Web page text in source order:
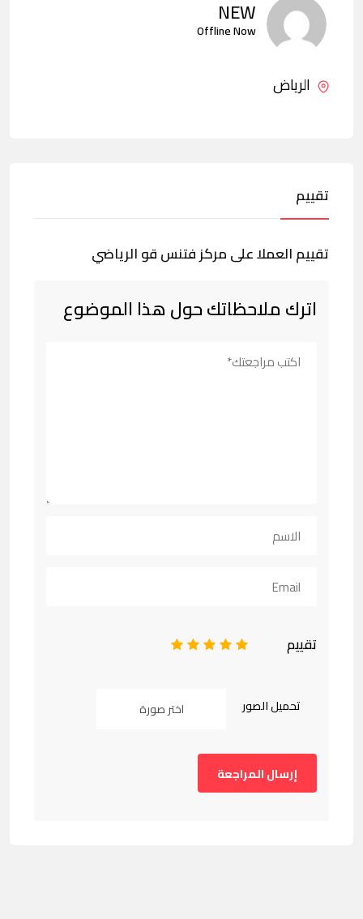
NEW
Offline Now
الرياض
تقييم
تقييم العملا على مركز فتنس قو الرياضي
اترك ملاحظاتك حول هذا الموضوع
تقييم 5
4
3
2
تحميل الصور اختر صورة